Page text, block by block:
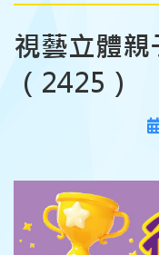
視藝立體
（2425）